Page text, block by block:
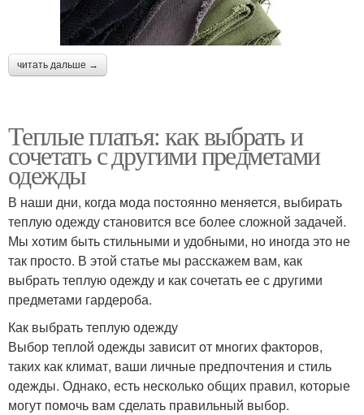
читать дальше →
Теплые платья: как выбрать и
сочетать с другими предметами
одежды
В наши дни, когда мода постоянно меняется, выбирать
теплую одежду становится все более сложной задачей.
Мы хотим быть стильными и удобными, но иногда это не
так просто. В этой статье мы расскажем вам, как
выбрать теплую одежду и как сочетать ее с другими
предметами гардероба.
Как выбрать теплую одежду
Выбор теплой одежды зависит от многих факторов,
таких как климат, ваши личные предпочтения и стиль
одежды. Однако, есть несколько общих правил, которые
могут помочь вам сделать правильный выбор.